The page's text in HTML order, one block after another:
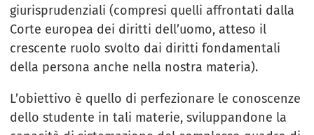
giurisprudenziali (compresi quelli affrontati dalla
Corte europea dei diritti dell’uomo, atteso il
crescente ruolo svolto dai diritti fondamentali
della persona anche nella nostra materia).
L’obiettivo è quello di perfezionare le conoscenze
dello studente in tali materie, sviluppandone la